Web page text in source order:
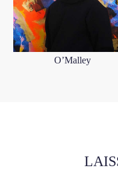
O’Malley